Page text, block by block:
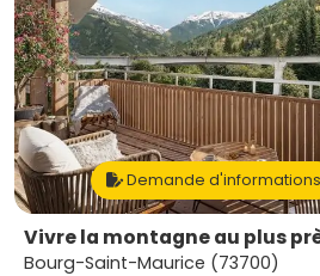
Demande d'informations
Vivre la montagne au plus
Bourg-Saint-Maurice (73700)